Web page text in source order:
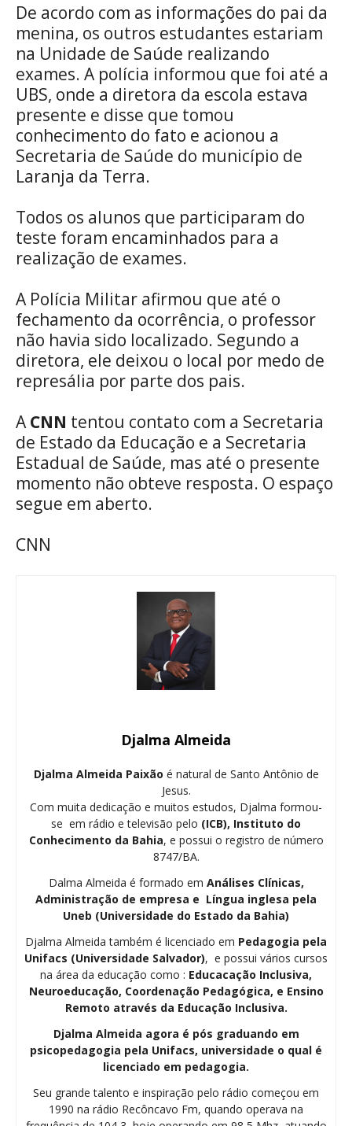
De acordo com as informações do pai da
menina, os outros estudantes estariam
na Unidade de Saúde realizando
exames. A polícia informou que foi até a
UBS, onde a diretora da escola estava
presente e disse que tomou
conhecimento do fato e acionou a
Secretaria de Saúde do município de
Laranja da Terra.
Todos os alunos que participaram do
teste foram encaminhados para a
realização de exames.
A Polícia Militar afirmou que até o
fechamento da ocorrência, o professor
não havia sido localizado. Segundo a
diretora, ele deixou o local por medo de
represália por parte dos pais.
A CNN tentou contato com a Secretaria
de Estado da Educação e a Secretaria
Estadual de Saúde, mas até o presente
momento não obteve resposta. O espaço
segue em aberto.
CNN
Djalma Almeida
Djalma Almeida Paixão é natural de Santo Antônio de
Jesus.
Com muita dedicação e muitos estudos, Djalma formou-
se em rádio e televisão pelo (ICB), Instituto do
Conhecimento da Bahia, e possui o registro de número
8747/BA.
Dalma Almeida é formado em Análises Clínicas,
Administração de empresa e Língua inglesa pela
Uneb (Universidade do Estado da Bahia)
Djalma Almeida também é licenciado em Pedagogia pela
Unifacs (Universidade Salvador), e possui vários cursos
na área da educação como : Educacação Inclusiva,
Neuroeducação, Coordenação Pedagógica, e Ensino
Remoto através da Educação Inclusiva.
Djalma Almeida agora é pós graduando em
psicopedagogia pela Unifacs, universidade o qual é
licenciado em pedagogia.
Seu grande talento e inspiração pelo rádio começou em
1990 na rádio Recôncavo Fm, quando operava na